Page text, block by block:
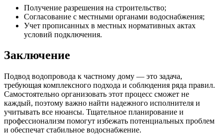
Получение разрешения на строительство;
Согласование с местными органами водоснабжения;
Учет прописанных в местных нормативных актах
условий подключения.
Заключение
Подвод водопровода к частному дому — это задача,
требующая комплексного подхода и соблюдения ряда правил.
Самостоятельно организовать этот процесс сможет не
каждый, поэтому важно найти надежного исполнителя и
учитывать все нюансы. Тщательное планирование и
профессионализм помогут избежать потенциальных проблем
и обеспечат стабильное водоснабжение.